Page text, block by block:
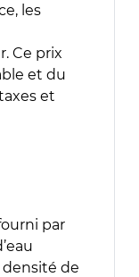
les
Ce prix
et du
et
par
densité de